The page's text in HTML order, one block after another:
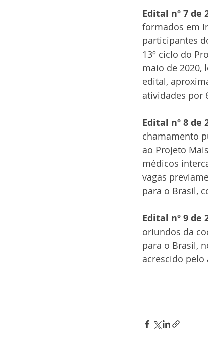
Edital nº 7 de
formados em
participantes
13º ciclo do
maio de 2020,
edital,
atividades por
Edital nº 8 de
chamamento
ao Projeto
médicos
vagas
para o Brasil,
Edital nº 9 de
oriundos da
para o Brasil,
acrescido pelo